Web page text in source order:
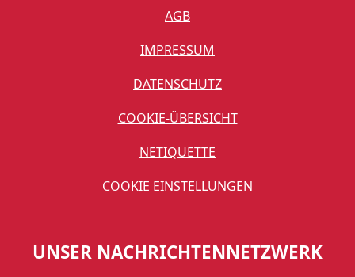
AGB
IMPRESSUM
DATENSCHUTZ
COOKIE-ÜBERSICHT
NETIQUETTE
COOKIE EINSTELLUNGEN
UNSER NACHRICHTENNETZWERK